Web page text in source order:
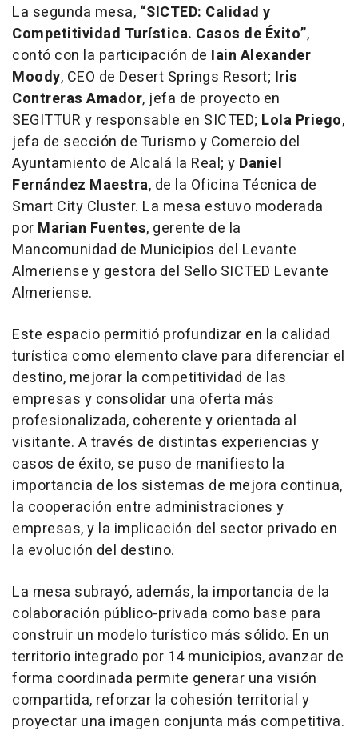
La segunda mesa, “SICTED: Calidad y
Competitividad Turística. Casos de Éxito”,
contó con la participación de Iain Alexander
Moody, CEO de Desert Springs Resort; Iris
Contreras Amador, jefa de proyecto en
SEGITTUR y responsable en SICTED; Lola Priego,
jefa de sección de Turismo y Comercio del
Ayuntamiento de Alcalá la Real; y Daniel
Fernández Maestra, de la Oficina Técnica de
Smart City Cluster. La mesa estuvo moderada
por Marian Fuentes, gerente de la
Mancomunidad de Municipios del Levante
Almeriense y gestora del Sello SICTED Levante
Almeriense.
Este espacio permitió profundizar en la calidad
turística como elemento clave para diferenciar el
destino, mejorar la competitividad de las
empresas y consolidar una oferta más
profesionalizada, coherente y orientada al
visitante. A través de distintas experiencias y
casos de éxito, se puso de manifiesto la
importancia de los sistemas de mejora continua,
la cooperación entre administraciones y
empresas, y la implicación del sector privado en
la evolución del destino.
La mesa subrayó, además, la importancia de la
colaboración público-privada como base para
construir un modelo turístico más sólido. En un
territorio integrado por 14 municipios, avanzar de
forma coordinada permite generar una visión
compartida, reforzar la cohesión territorial y
proyectar una imagen conjunta más competitiva.